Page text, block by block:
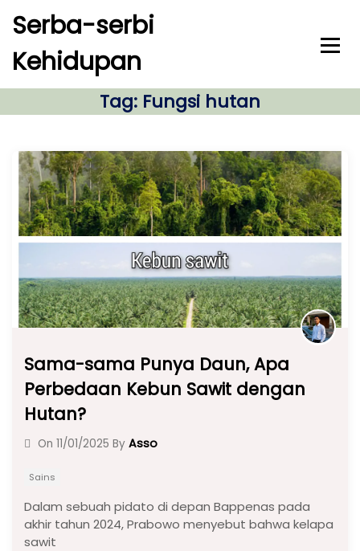
c
Serba-serbi
Kehidupan
Tag: Fungsi hutan
Sama-sama Punya Daun, Apa
Perbedaan Kebun Sawit dengan
Hutan?
On 11/01/2025 By Asso
Sains
Dalam sebuah pidato di depan Bappenas pada
akhir tahun 2024, Prabowo menyebut bahwa kelapa
sawit